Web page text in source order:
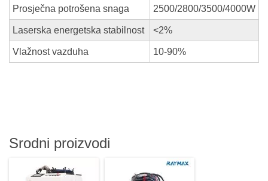
Prosječna potrošena snaga 2500/2800/3500/4000W
Laserska energetska stabilnost <2%
Vlažnost vazduha 10-90%
Srodni proizvodi